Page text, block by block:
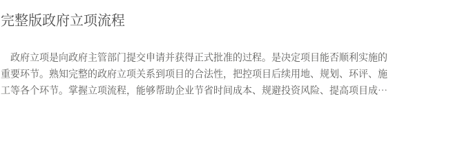
完整版政府立项流程
政府立项是向政府主管部门提交申请并获得正式批准的过程。是决定项目能否顺利实施的
重要环节。熟知完整的政府立项关系到项目的合法性，把控项目后续用地、规划、环评、施
工等各个环节。掌握立项流程，能够帮助企业节省时间成本、规避投资风险、提高项目成